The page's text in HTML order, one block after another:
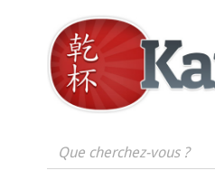
Que cherchez-vous ?